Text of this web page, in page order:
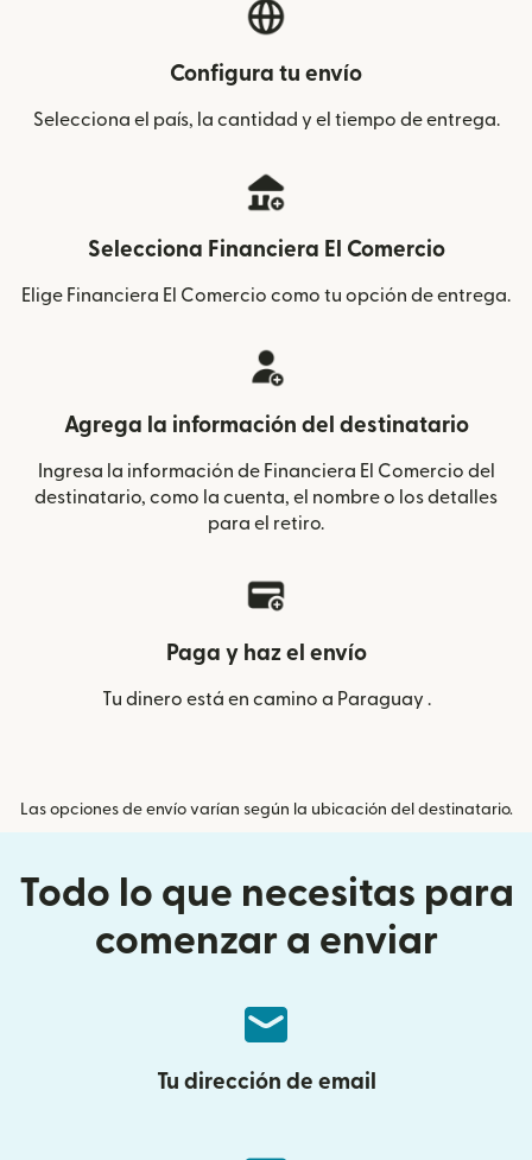
Configura tu envío
Selecciona el país, la cantidad y el tiempo de entrega.
Selecciona Financiera El Comercio
Elige Financiera El Comercio como tu opción de entrega.
Agrega la información del destinatario
Ingresa la información de Financiera El Comercio del
destinatario, como la cuenta, el nombre o los detalles
para el retiro.
Paga y haz el envío
Tu dinero está en camino a Paraguay .
Las opciones de envío varían según la ubicación del destinatario.
Todo lo que necesitas para
comenzar a enviar
Tu dirección de email